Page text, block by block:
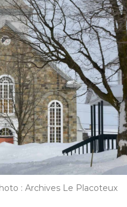
: Archives Le Placoteux